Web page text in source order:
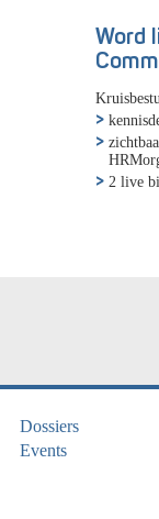
Word
2 live
Dossiers
Events